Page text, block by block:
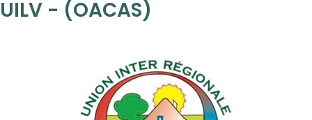
UILV - (OACAS)